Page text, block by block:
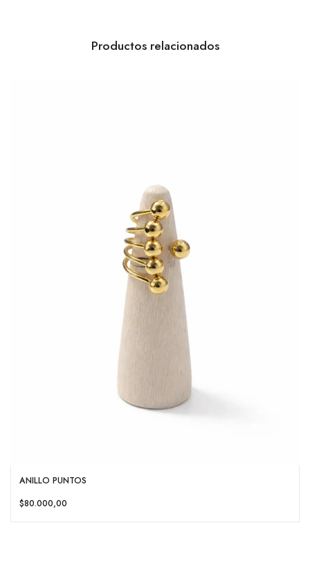
Productos relacionados
ANILLO PUNTOS
$80.000,00